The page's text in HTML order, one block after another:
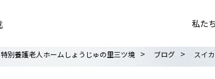
私た
特別養護老人ホームしょうじゅの里三ツ境 > ブログ > スイ